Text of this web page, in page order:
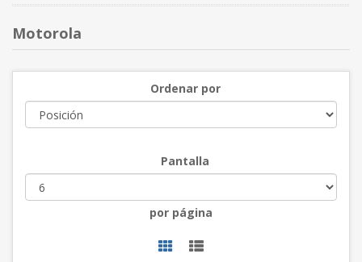
Motorola
Ordenar por
Pantalla
por página